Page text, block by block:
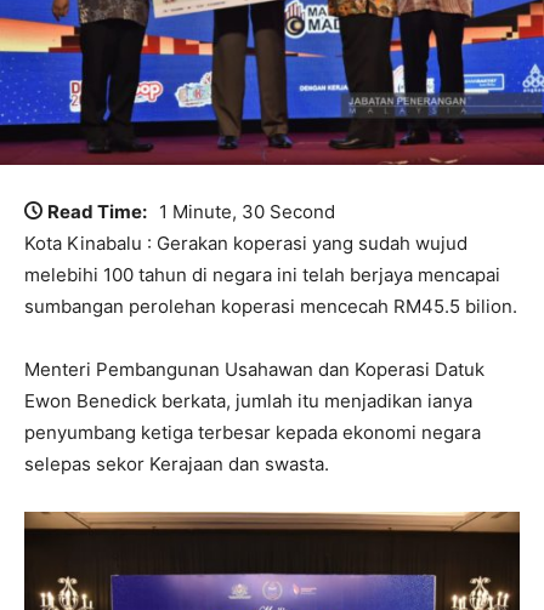
Read Time: 1 Minute, 30 Second
Kota Kinabalu : Gerakan koperasi yang sudah wujud
melebihi 100 tahun di negara ini telah berjaya mencapai
sumbangan perolehan koperasi mencecah RM45.5 bilion.
Menteri Pembangunan Usahawan dan Koperasi Datuk
Ewon Benedick berkata, jumlah itu menjadikan ianya
penyumbang ketiga terbesar kepada ekonomi negara
selepas sekor Kerajaan dan swasta.